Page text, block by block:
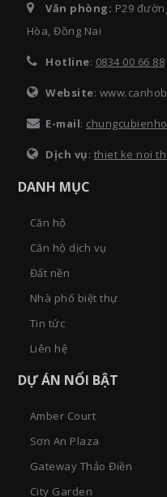
Văn phòng: P29
Hòa, Đồng Nai
Hotline: 0834 00 66 88
Website:
E-mail:
Dịch vụ: thiet ke noi
DANH MỤC
Căn hộ
Căn hộ dịch vụ
Đất nền
Nhà phố biệt thự
Tin tức
Liên hệ
DỰ ÁN NỔI BẬT
Amber Court
Sơn An Plaza
Gateway Thảo Điền
City Garden